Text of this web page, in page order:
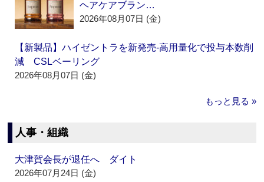
ヘアケアブラン…
2026年08月07日 (金)
【新製品】ハイゼントラを新発売‐高用量化で投与本数削
減 CSLベーリング
2026年08月07日 (金)
もっと見る »
人事・組織
大津賀会長が退任へ ダイト
2026年07月24日 (金)